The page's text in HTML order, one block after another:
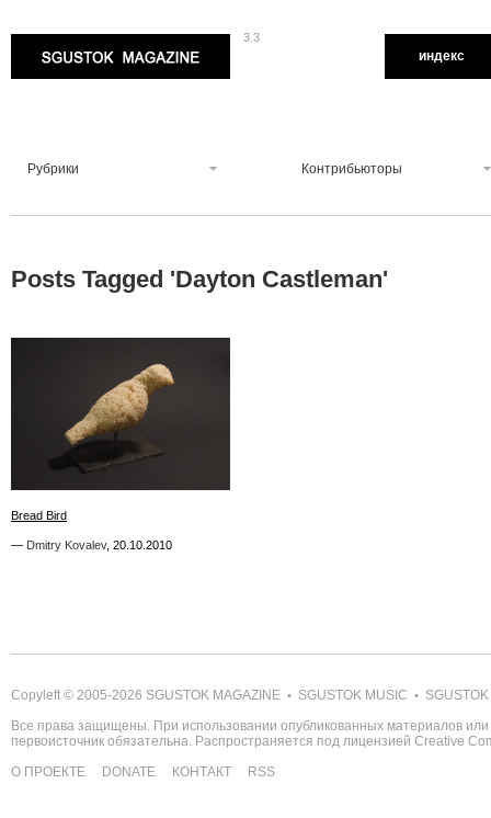
3.3
индекс
Рубрики Контрибьюторы
Posts Tagged 'Dayton Castleman'
Bread Bird
— Dmitry Kovalev, 20.10.2010
Bread Bird
— Dmitry Kovalev, 20.10.2010
Copyleft © 2005-2026 SGUSTOK MAGAZINE • SGUSTOK MUSIC •
Все права защищены. При использовании опубликованных материалов
первоисточник обязательна. Распространяется под лицензией Creative
О ПРОЕКТЕ
DONATE КОНТАКТ RSS